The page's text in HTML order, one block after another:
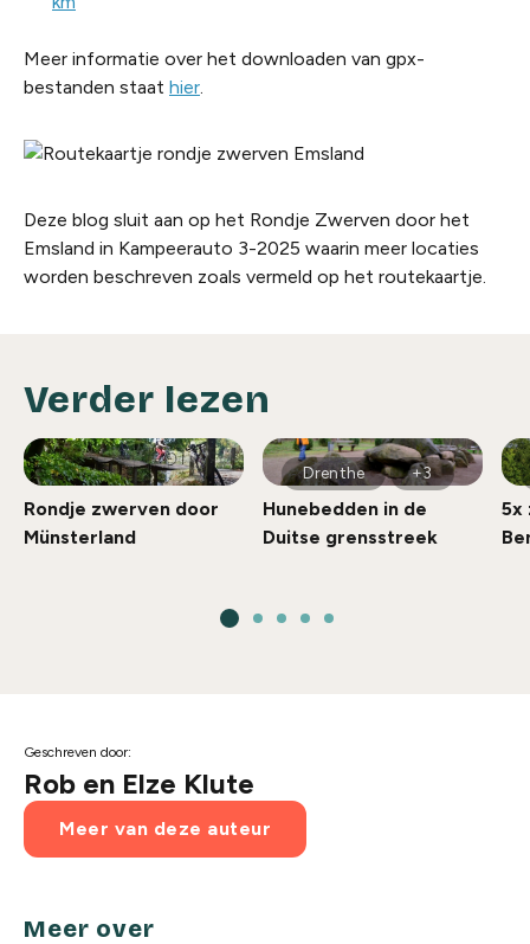
Meer informatie over het downloaden van gpx-
bestanden staat hier
Deze blog sluit aan op het Rondje Zwerven door het
Emsland in Kampeerauto 3-2025 waarin meer locaties
worden beschreven zoals vermeld op het routekaartje.
Verder lezen
Rondje zwerven door
Münsterland
Drenthe +3
Hunebedden in de
Duitse grensstreek
5x
Geschreven door:
Rob en Elze Klute
Meer van deze auteur
Meer over